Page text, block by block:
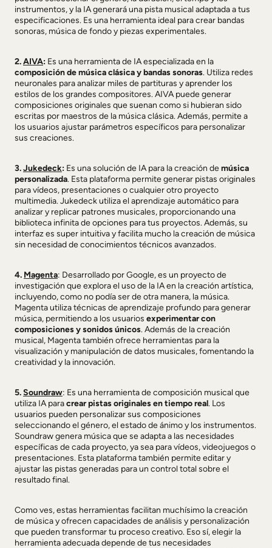
instrumentos, y la IA generará una pista musical adaptada a tus
especificaciones. Es una herramienta ideal para crear bandas
sonoras, música de fondo y piezas experimentales.
2.AIVA: Es una herramienta de IA especializada en la
composición de música clásica y bandas sonoras. Utiliza redes
neuronales para analizar miles de partituras y aprender los
estilos de los grandes compositores. AIVA puede generar
composiciones originales que suenan como si hubieran sido
escritas por maestros de la música clásica. Además, permite a
los usuarios ajustar parámetros específicos para personalizar
sus creaciones.
3.Jukedeck: Es una solución de IA para la creación demúsica
personalizada. Esta plataforma permite generar pistas originales
para vídeos, presentaciones o cualquier otro proyecto
multimedia. Jukedeck utiliza el aprendizaje automático para
analizar y replicar patrones musicales, proporcionando una
biblioteca infinita de opciones para tus proyectos. Además, su
interfaz es super intuitiva y facilita mucho la creación de música
sin necesidad de conocimientos técnicos avanzados.
4. Magenta: Desarrollado por Google, es un proyecto de
investigación que explora el uso de la IA en la creación artística,
incluyendo, como no podía ser de otra manera, la música.
Magenta utiliza técnicas de aprendizaje profundo para generar
música, permitiendo a los usuarios experimentar con
composiciones y sonidos únicos. Además de la creación
musical, Magenta también ofrece herramientas para la
visualización y manipulación de datos musicales, fomentando la
creatividad y la innovación.
5.Soundraw: Es una herramienta de composición musical que
utiliza IA paracrear pistas originales en tiempo real. Los
usuarios pueden personalizar sus composiciones
seleccionando el género, el estado de ánimo y los instrumentos.
Soundraw genera música que se adapta a las necesidades
específicas de cada proyecto, ya sea para vídeos, videojuegos o
presentaciones. Esta plataforma también permite editar y
ajustar las pistas generadas para un control total sobre el
resultado final.
Como ves, estas herramientas facilitan muchísimo la creación
de música y ofrecen capacidades de análisis y personalización
que pueden transformar tu proceso creativo. Eso sí, elegir la
herramienta adecuada depende de tus necesidades